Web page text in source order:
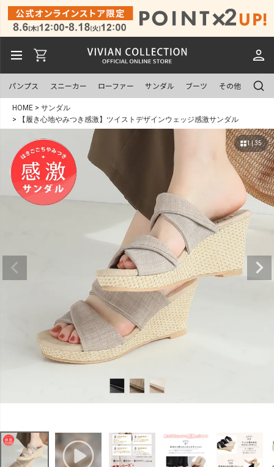
パンプス スニーカー ローファー サンダル ブーツ その他
HOME
サンダル
【履き心地やみつき感激】ツイストデザインウェッジ感激サンダル
1 | 35